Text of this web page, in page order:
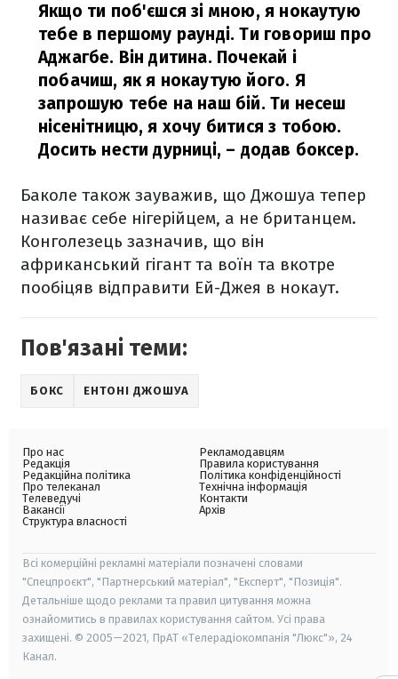
Якщо ти поб'єшся зі мною, я нокаутую
тебе в першому раунді. Ти говориш про
Аджагбе. Він дитина. Почекай і
побачиш, як я нокаутую його. Я
запрошую тебе на наш бій. Ти несеш
нісенітницю, я хочу битися з тобою.
Досить нести дурниці, – додав боксер.
Баколе також зауважив, що Джошуа тепер
називає себе нігерійцем, а не британцем.
Конголезець зазначив, що він
африканський гігант та воїн та вкотре
пообіцяв відправити Ей-Джея в нокаут.
Пов'язані теми:
БОКС ЕНТОНІ ДЖОШУА
Про нас
Редакція
Редакційна політика
Про телеканал
Телеведучі
Вакансії
Структура власності
Рекламодавцям
Правила користування
Політика конфіденційності
Технічна інформація
Контакти
Архів
Всі комерційні рекламні матеріали позначені словами
"Спецпроєкт", "Партнерський матеріал", "Експерт", "Позиція".
Детальніше щодо реклами та правил цитування можна
ознайомитись в правилах користування сайтом. Усі права
захищені. © 2005—2021, ПрАТ «Телерадіокомпанія "Люкс"», 24
Канал.